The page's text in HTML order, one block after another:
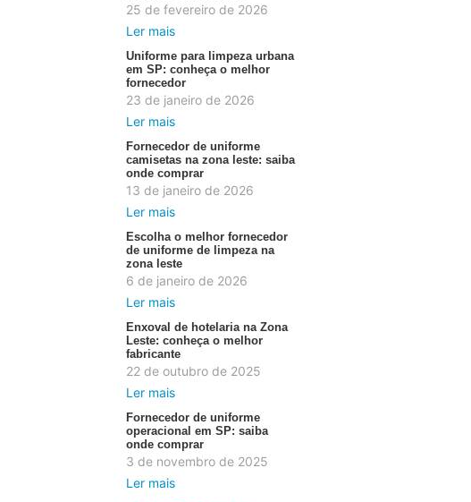
25 de fevereiro de 2026
Ler mais
Uniforme para limpeza urbana
em SP: conheça o melhor
fornecedor
23 de janeiro de 2026
Ler mais
Fornecedor de uniforme
camisetas na zona leste: saiba
onde comprar
13 de janeiro de 2026
Ler mais
Escolha o melhor fornecedor
de uniforme de limpeza na
zona leste
6 de janeiro de 2026
Ler mais
Enxoval de hotelaria na Zona
Leste: conheça o melhor
fabricante
22 de outubro de 2025
Ler mais
Fornecedor de uniforme
operacional em SP: saiba
onde comprar
3 de novembro de 2025
Ler mais